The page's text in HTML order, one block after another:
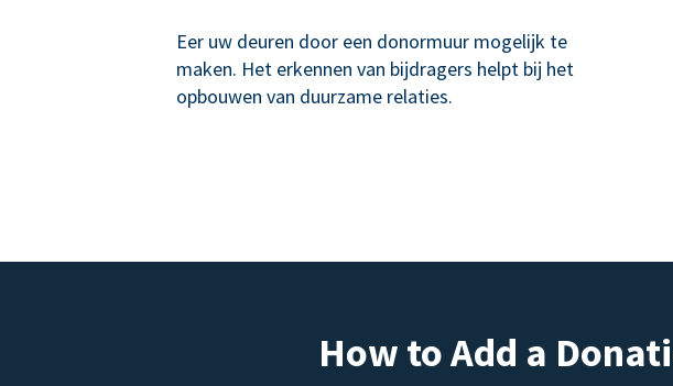
Eer uw deuren door een donormuur mogelijk te
maken. Het erkennen van bijdragers helpt bij het
opbouwen van duurzame relaties.
How to Add a